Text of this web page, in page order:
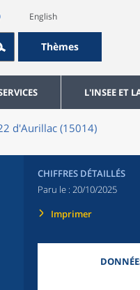
English
Thèmes
L'INSEE ET
d'Aurillac (15014)
CHIFFRES DÉTAILLÉS
Paru le : 20/10/2025
Imprimer